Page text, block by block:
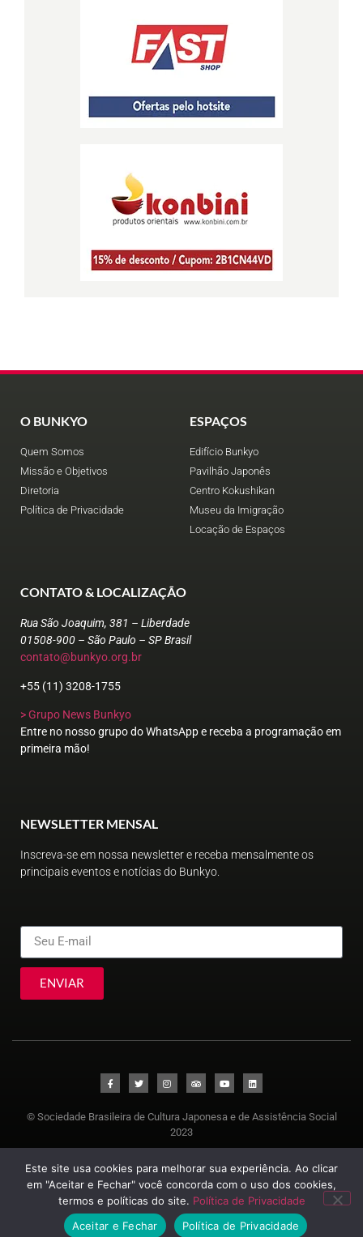
O BUNKYO
Quem Somos
Missão e Objetivos
Diretoria
Política de Privacidade
ESPAÇOS
Edifício Bunkyo
Pavilhão Japonês
Centro Kokushikan
Museu da Imigração
Locação de Espaços
CONTATO & LOCALIZAÇÃO
Rua São Joaquim, 381 – Liberdade
01508-900 – São Paulo – SP Brasil
contato@bunkyo.org.br
+55 (11) 3208-1755
> Grupo News Bunkyo
Entre no nosso grupo do WhatsApp e receba a programação em
primeira mão!
NEWSLETTER MENSAL
Inscreva-se em nossa newsletter e receba mensalmente os
principais eventos e notícias do Bunkyo.
ENVIAR
© Sociedade Brasileira de Cultura Japonesa e de Assistência Social
2023
Este site usa cookies para melhorar sua experiência. Ao clicar
em "Aceitar e Fechar" você concorda com o uso dos cookies,
termos e políticas do site. Política de Privacidade
Aceitar e Fechar
Política de Privacidade